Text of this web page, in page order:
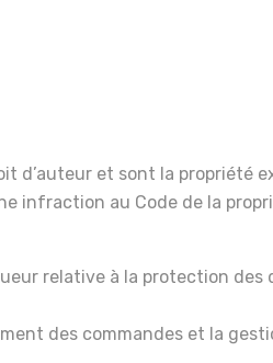
d’auteur et sont la propriété
infraction au Code de la
relative à la protection des
des commandes et la